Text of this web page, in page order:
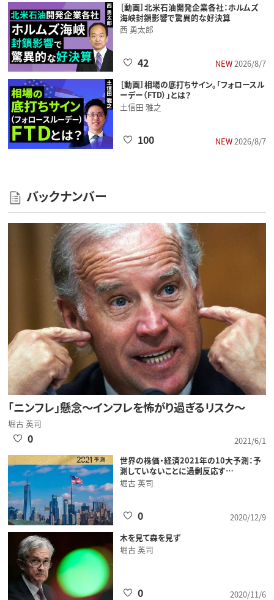
［動画］北米石油開発企業各社：ホルムズ
海峡封鎖影響で驚異的な好決算
西 勇太郎
NEW2026/8/7
42
［動画］相場の底打ちサイン。「フォロースル
ーデー（FTD）」とは？
土信田 雅之
NEW2026/8/7
100
バックナンバー
「ニンフレ」懸念～インフレを怖がり過ぎるリスク～
堀古 英司
2021/6/1
0
世界の株価・経済2021年の10大予測：予
測していないことに過剰反応す…
堀古 英司
2020/12/9
0
木を見て森を見ず
堀古 英司
2020/11/6
0